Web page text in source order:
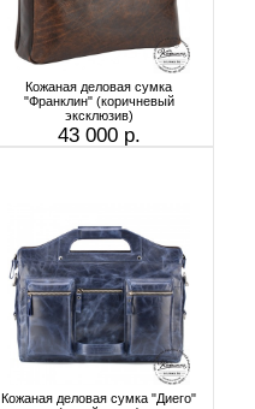
Кожаная деловая сумка
"Франклин" (коричневый
эксклюзив)
43 000 р.
Кожаная деловая сумка "Диего"